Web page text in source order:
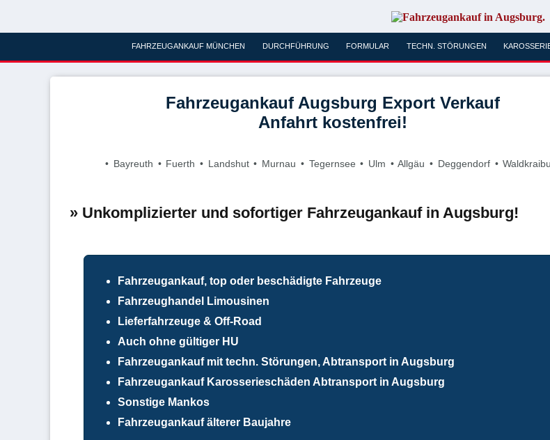
FAHRZEUGANKAUF MÜNCHEN DURCHFÜHRUNG FORMULAR TECHN. STÖRUNGEN
Fahrzeugankauf Augsburg Export Verkauf
Anfahrt kostenfrei!
• Bayreuth • Fuerth • Landshut • Murnau • Tegernsee • Ulm • Allgäu • Deggendorf •
» Unkomplizierter und sofortiger Fahrzeugankauf in Augsburg!
Fahrzeugankauf, top oder beschädigte Fahrzeuge
Fahrzeughandel Limousinen
Lieferfahrzeuge & Off-Road
Auch ohne gültiger HU
Fahrzeugankauf mit techn. Störungen, Abtransport in Augsburg
Fahrzeugankauf Karosserieschäden Abtransport in Augsburg
Sonstige Mankos
Fahrzeugankauf älterer Baujahre